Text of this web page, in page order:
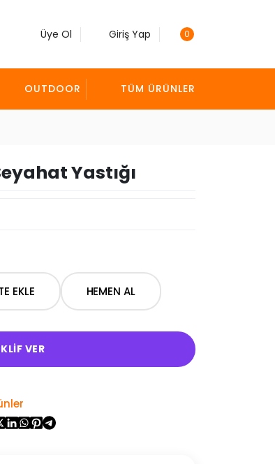
Üye Ol Giriş Yap 0
OUTDOOR TÜM ÜRÜNLER
Yastığı
EKLE HEMEN AL
VER